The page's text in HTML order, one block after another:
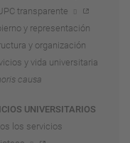
transparente
y representación
y organización
y vida universitaria
causa
UNIVERSITARIOS
los servicios